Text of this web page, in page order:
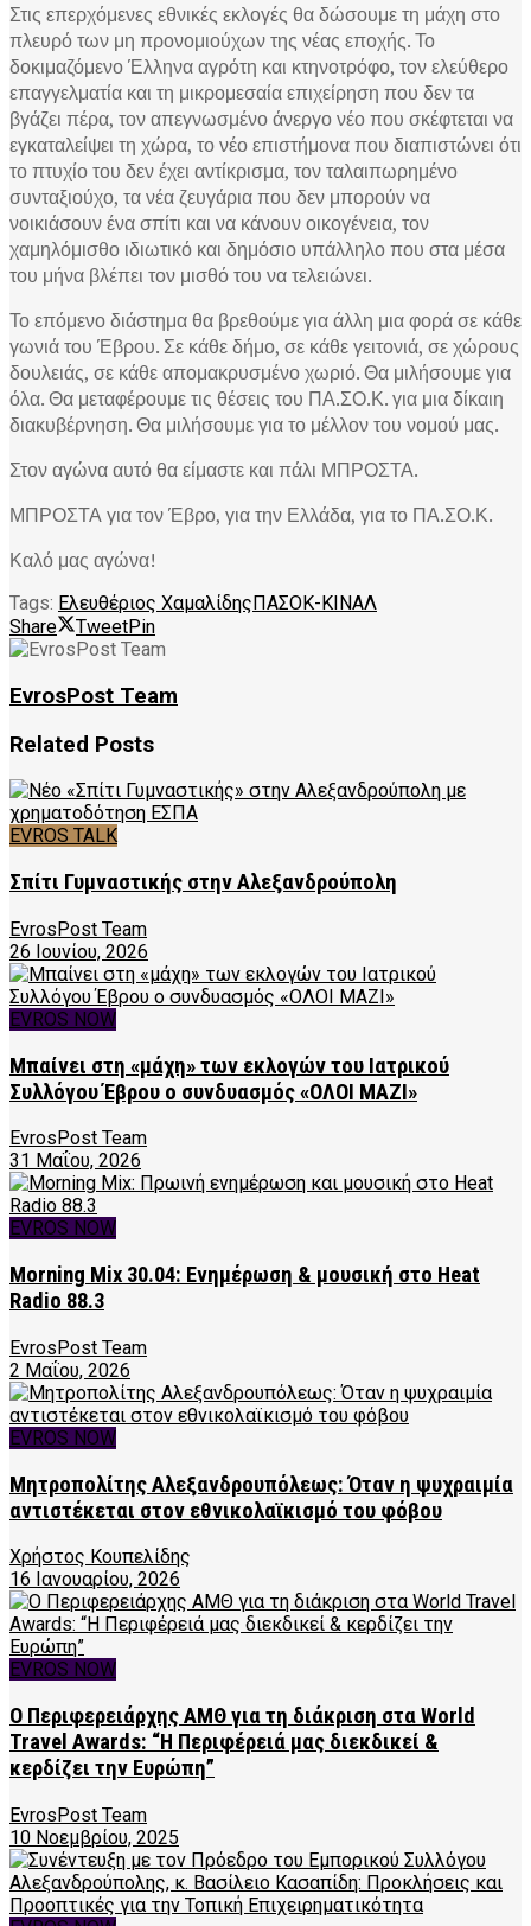
Στις επερχόμενες εθνικές εκλογές θα δώσουμε τη μάχη στο
πλευρό των μη προνομιούχων της νέας εποχής. Το
δοκιμαζόμενο Έλληνα αγρότη και κτηνοτρόφο, τον ελεύθερο
επαγγελματία και τη μικρομεσαία επιχείρηση που δεν τα
βγάζει πέρα, τον απεγνωσμένο άνεργο νέο που σκέφτεται να
εγκαταλείψει τη χώρα, το νέο επιστήμονα που διαπιστώνει ότι
το πτυχίο του δεν έχει αντίκρισμα, τον ταλαιπωρημένο
συνταξιούχο, τα νέα ζευγάρια που δεν μπορούν να
νοικιάσουν ένα σπίτι και να κάνουν οικογένεια, τον
χαμηλόμισθο ιδιωτικό και δημόσιο υπάλληλο που στα μέσα
του μήνα βλέπει τον μισθό του να τελειώνει.
Το επόμενο διάστημα θα βρεθούμε για άλλη μια φορά σε κάθε
γωνιά του Έβρου. Σε κάθε δήμο, σε κάθε γειτονιά, σε χώρους
δουλειάς, σε κάθε απομακρυσμένο χωριό. Θα μιλήσουμε για
όλα. Θα μεταφέρουμε τις θέσεις του ΠΑ.ΣΟ.Κ. για μια δίκαιη
διακυβέρνηση. Θα μιλήσουμε για το μέλλον του νομού μας.
Στον αγώνα αυτό θα είμαστε και πάλι ΜΠΡΟΣΤΑ.
ΜΠΡΟΣΤΑ για τον Έβρο, για την Ελλάδα, για το ΠΑ.ΣΟ.Κ.
Καλό μας αγώνα!
Tags: Ελευθέριος Χαμαλίδης ΠΑΣΟΚ-ΚΙΝΑΛ
Share
TweetPin
EvrosPost Team
Related Posts
EVROS TALK
Σπίτι Γυμναστικής στην Αλεξανδρούπολη
EvrosPost Team
26 Ιουνίου, 2026
EVROS NOW
Μπαίνει στη «μάχη» των εκλογών του Ιατρικού
Συλλόγου Έβρου ο συνδυασμός «ΟΛΟΙ ΜΑΖΙ»
EvrosPost Team
31 Μαΐου, 2026
EVROS NOW
Morning Mix 30.04: Ενημέρωση & μουσική στο Heat
Radio 88.3
EvrosPost Team
2 Μαΐου, 2026
EVROS NOW
Μητροπολίτης Αλεξανδρουπόλεως: Όταν η ψυχραιμία
αντιστέκεται στον εθνικολαϊκισμό του φόβου
Χρήστος Κουπελίδης
16 Ιανουαρίου, 2026
EVROS NOW
Ο Περιφερειάρχης ΑΜΘ για τη διάκριση στα World
Travel Awards: “Η Περιφέρειά μας διεκδικεί &
κερδίζει την Ευρώπη”
EvrosPost Team
10 Νοεμβρίου, 2025